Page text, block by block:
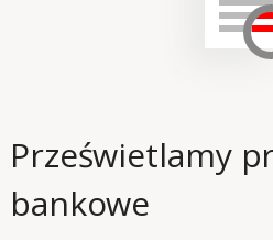
Prześwietlamy
bankowe